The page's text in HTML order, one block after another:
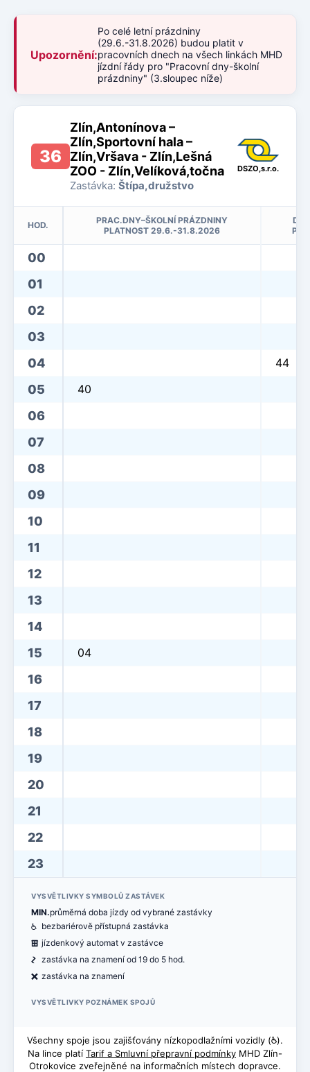
Upozornění:
Po celé letní prázdniny
(29.6.-31.8.2026) budou platit v
pracovních dnech na všech linkách MHD
jízdní řády pro "Pracovní dny-školní
prázdniny" (3.sloupec níže)
36
Zlín,Antonínova –
Zlín,Sportovní hala –
Zlín,Vršava - Zlín,Lešná
ZOO - Zlín,Velíková,točna
Zastávka: Štípa,družstvo
DSZO,s.r.o.
HOD.
PRAC.DNY–ŠKOLNÍ PRÁZDNINY
PLATNOST 29.6.-31.8.2026
00
01
02
03
04
44
05 40
06
07
08
09
10
11
12
13
14
15
04
16
17
18
19
20
21
22
23
VYSVĚTLIVKY SYMBOLŮ ZASTÁVEK
MIN.průměrná doba jízdy od vybrané zastávky
@ bezbariérově přístupná zastávka
æ jízdenkový automat v zastávce
ó zastávka na znamení od 19 do 5 hod.
ë zastávka na znamení
VYSVĚTLIVKY POZNÁMEK SPOJŮ
Všechny spoje jsou zajišťovány nízkopodlažními vozidly (@).
Na lince platí Tarif a Smluvní přepravní podmínky MHD Zlín-
Otrokovice zveřejněné na informačních místech dopravce.